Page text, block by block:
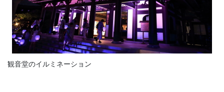
観音堂のイルミネーション